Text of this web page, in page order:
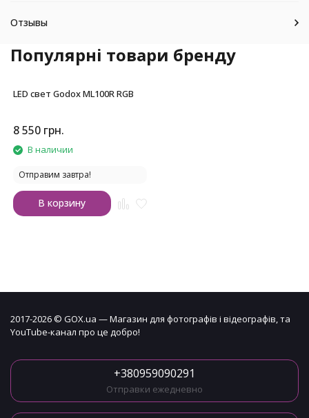
Отзывы
Популярні товари бренду
LED свет Godox ML100R RGB
8 550 грн.
В наличии
Отправим завтра!
В корзину
2017-2026 © GOX.ua — Магазин для фотографів і відеографів, та
YouTube-канал про це добро!
+380959090291
Отправки ежедневно